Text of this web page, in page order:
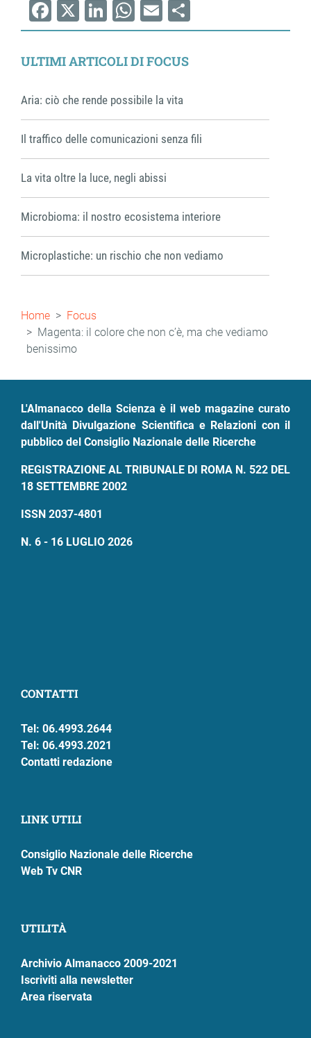
Facebook
X LinkedIn
WhatsApp
EmailShare
ULTIMI ARTICOLI DI FOCUS
Aria: ciò che rende possibile la vita
Il traffico delle comunicazioni senza fili
La vita oltre la luce, negli abissi
Microbioma: il nostro ecosistema interiore
Microplastiche: un rischio che non vediamo
Briciole
di
Home
Focus
Magenta: il colore che non c’è, ma che vediamo
benissimo
L'Almanacco della Scienza è il web magazine curato
dall'Unità Divulgazione Scientifica e Relazioni con il
pubblico del Consiglio Nazionale delle Ricerche
REGISTRAZIONE AL TRIBUNALE DI ROMA N. 522 DEL
18 SETTEMBRE 2002
ISSN 2037-4801
N. 6 - 16 LUGLIO 2026
CONTATTI
Tel: 06.4993.2644
Tel: 06.4993.2021
Contatti redazione
LINK UTILI
Consiglio Nazionale delle Ricerche
Web Tv CNR
UTILITÀ
Archivio Almanacco 2009-2021
Iscriviti alla newsletter
Area riservata